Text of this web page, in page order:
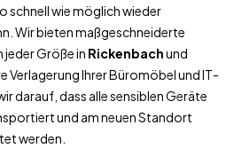
schnell wie möglich wieder
Wir bieten maßgeschneiderte
jeder Größe in Rickenbachund
Verlagerung Ihrer Büromöbel und IT-
darauf, dass alle sensiblen Geräte
und am neuen Standort
werden.